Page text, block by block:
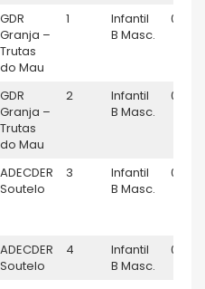
GDR
Granja –
Trutas
do Mau
1
Infantil
B Masc.
GDR
Granja –
Trutas
do Mau
2
Infantil
B Masc.
ADECDER
Soutelo
3
Infantil
B Masc.
ADECDER
Soutelo
4
Infantil
B Masc.